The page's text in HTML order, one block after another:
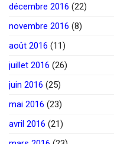
décembre 2016 (22)
novembre 2016 (8)
août 2016 (11)
juillet 2016 (26)
juin 2016 (25)
mai 2016 (23)
avril 2016 (21)